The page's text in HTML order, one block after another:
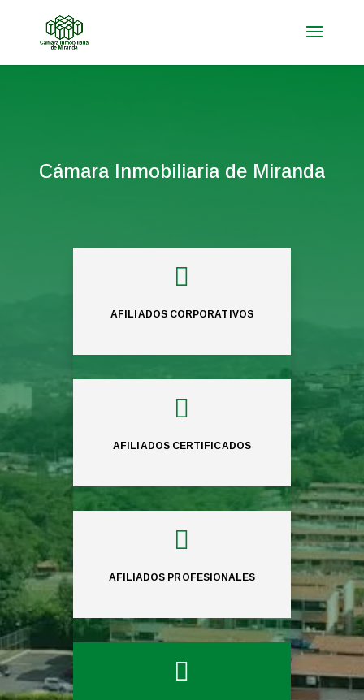
Cámara Inmobiliaria de Miranda

AFILIADOS CORPORATIVOS

AFILIADOS CERTIFICADOS

AFILIADOS PROFESIONALES
